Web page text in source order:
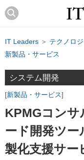
IT Leaders ＞ テクノロ
新製品・サービス
システム開発
新製品・サービス
KPMGコンサ
ード開発ツー
製化支援サー